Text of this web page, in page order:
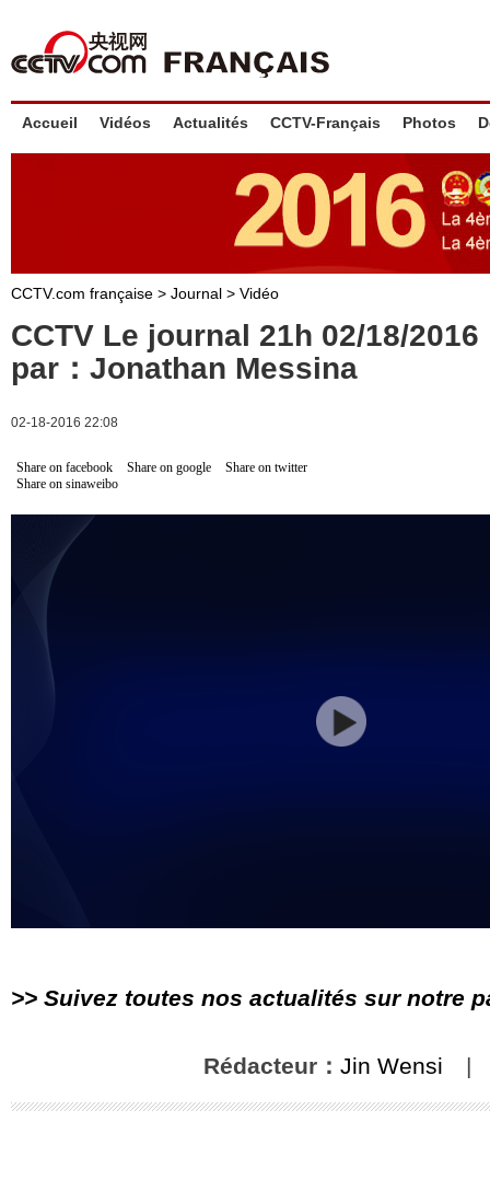
Accueil Vidéos Actualités CCTV-Français Photos
CCTV.com française > Journal > Vidéo
CCTV Le journal 21h 02/18/
par：Jonathan Messina
02-18-2016 22:08
Share on facebook Share on google
Share on twitter
Share on sinaweibo
>> Suivez toutes nos actualités sur notre
Rédacteur： Jin Wensi